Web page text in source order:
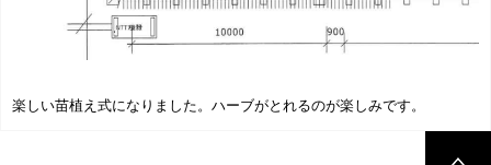
楽しい苗植え式になりました。ハーブがとれるのが楽しみです。